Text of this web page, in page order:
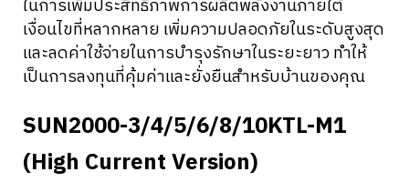
ในการเพิ่มประสิทธิภาพการผลิตพลังงานภายใต้
เงื่อนไขที่หลากหลาย เพิ่มความปลอดภัยในระดับสูงสุด
และลดค่าใช้จ่ายในการบำรุงรักษาในระยะยาว ทำให้
เป็นการลงทุนที่คุ้มค่าและยั่งยืนสำหรับบ้านของคุณ
SUN2000-3/4/5/6/8/10KTL-M1
(High Current Version)